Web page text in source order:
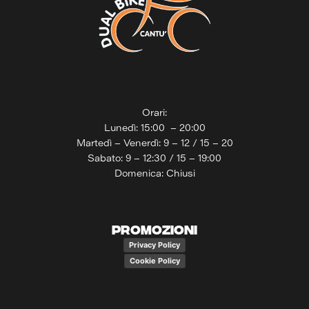
Orari:
Lunedì: 15:00 – 20:00
Martedì – Venerdì: 9 – 12 / 15 – 20
Sabato: 9 – 12:30 / 15 – 19:00
Domenica: Chiusi
PROMOZIONI
Privacy Policy
Cookie Policy